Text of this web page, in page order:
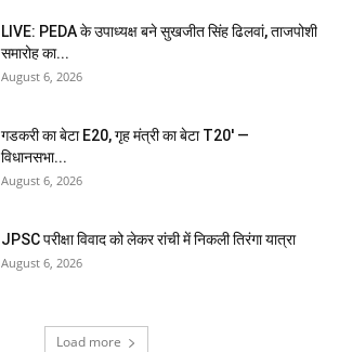
LIVE: PEDA के उपाध्यक्ष बने सुखजीत सिंह ढिलवां, ताजपोशी
समारोह का...
August 6, 2026
गडकरी का बेटा E20, गृह मंत्री का बेटा T20′ —
विधानसभा...
August 6, 2026
JPSC परीक्षा विवाद को लेकर रांची में निकली तिरंगा यात्रा
August 6, 2026
Load more